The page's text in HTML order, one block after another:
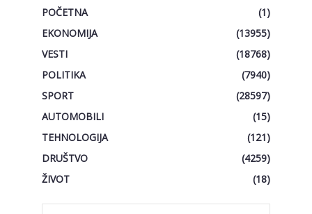
POČETNA
(1)
EKONOMIJA
(13955)
VESTI
(18768)
POLITIKA
(7940)
SPORT
(28597)
AUTOMOBILI
(15)
TEHNOLOGIJA
(121)
DRUŠTVO
(4259)
ŽIVOT
(18)